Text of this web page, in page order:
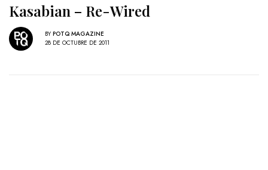
Kasabian – Re-Wired
BY POTQ MAGAZINE
28 DE OCTUBRE DE 2011